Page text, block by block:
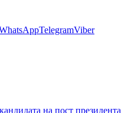
TelegramViber
на пост президента